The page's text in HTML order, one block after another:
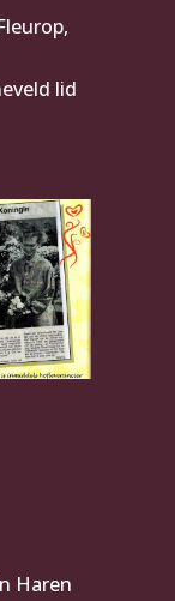
lid
Haren